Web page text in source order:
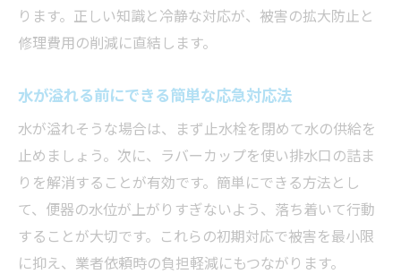
ります。正しい知識と冷静な対応が、被害の拡大防止と
修理費用の削減に直結します。
水が溢れる前にできる簡単な応急対応法
水が溢れそうな場合は、まず止水栓を閉めて水の供給を
止めましょう。次に、ラバーカップを使い排水口の詰ま
りを解消することが有効です。簡単にできる方法とし
て、便器の水位が上がりすぎないよう、落ち着いて行動
することが大切です。これらの初期対応で被害を最小限
に抑え、業者依頼時の負担軽減にもつながります。